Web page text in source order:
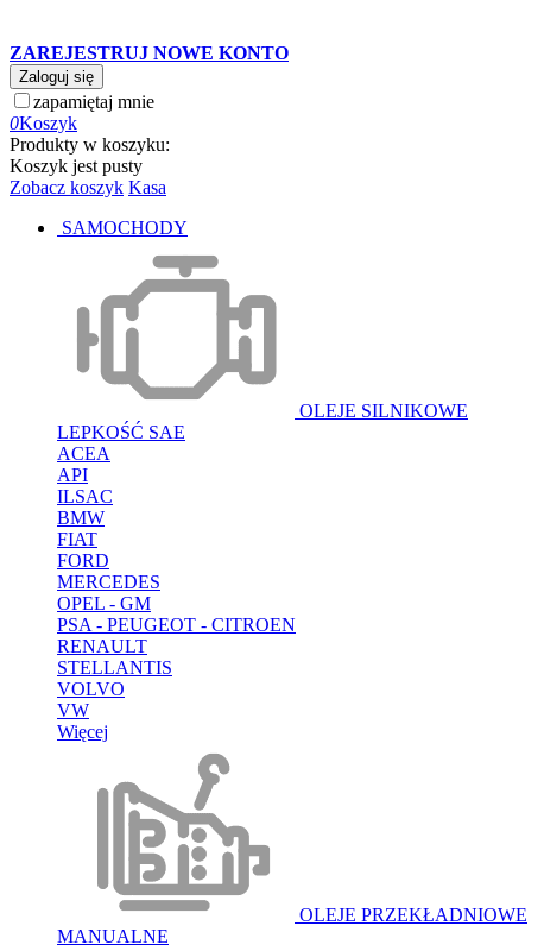
ZAREJESTRUJ NOWE KONTO
Zaloguj się
zapamiętaj mnie
0Koszyk
Produkty w koszyku:
Koszyk jest pusty
Zobacz koszyk Kasa
SAMOCHODY
OLEJE SILNIKOWE
LEPKOŚĆ SAE
ACEA
API
ILSAC
BMW
FIAT
FORD
MERCEDES
OPEL - GM
PSA - PEUGEOT - CITROEN
RENAULT
STELLANTIS
VOLVO
VW
Więcej
OLEJE PRZEKŁADNIOWE
MANUALNE